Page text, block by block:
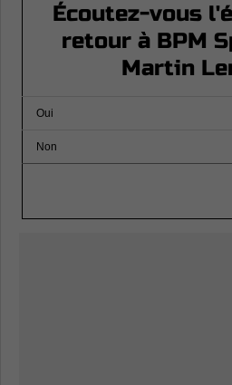
Écoutez-vous
retour à BPM
Martin
Oui
Non